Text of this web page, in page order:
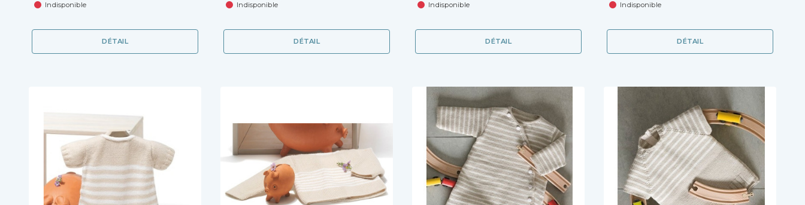
Indisponible
DÉTAIL
Indisponible
DÉTAIL
Indisponible
DÉTAIL
Indisponible
DÉTAIL